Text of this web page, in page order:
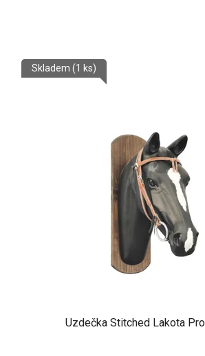
Uzdečka Stitched Lakota
Skladem (1 ks)